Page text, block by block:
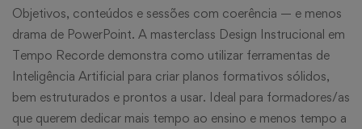
Objetivos, conteúdos e sessões com coerência — e menos
drama de PowerPoint. A masterclass Design Instrucional em
Tempo Recorde demonstra como utilizar ferramentas de
Inteligência Artificial para criar planos formativos sólidos,
bem estruturados e prontos a usar. Ideal para formadores/as
que querem dedicar mais tempo ao ensino e menos tempo a